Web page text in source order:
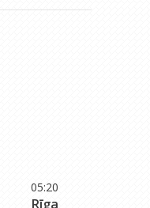
05:20
Rīga